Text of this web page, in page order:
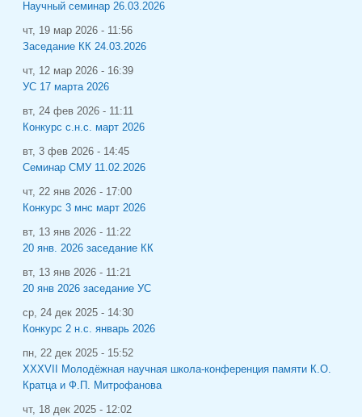
Научный семинар 26.03.2026
чт, 19 мар 2026 - 11:56
Заседание КК 24.03.2026
чт, 12 мар 2026 - 16:39
УС 17 марта 2026
вт, 24 фев 2026 - 11:11
Конкурс с.н.с. март 2026
вт, 3 фев 2026 - 14:45
Семинар СМУ 11.02.2026
чт, 22 янв 2026 - 17:00
Конкурс 3 мнс март 2026
вт, 13 янв 2026 - 11:22
20 янв. 2026 заседание КК
вт, 13 янв 2026 - 11:21
20 янв 2026 заседание УС
ср, 24 дек 2025 - 14:30
Конкурс 2 н.с. январь 2026
пн, 22 дек 2025 - 15:52
XXXVII Молодёжная научная школа-конференция памяти К.О.
Кратца и Ф.П. Митрофанова
чт, 18 дек 2025 - 12:02